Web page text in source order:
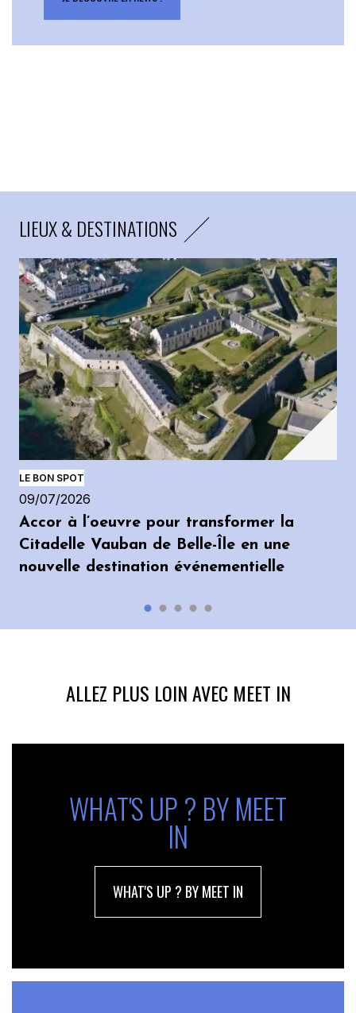
LIEUX & DESTINATIONS
LE BON SPOT
09/07/2026
Accor à l’oeuvre pour transformer la
Citadelle Vauban de Belle-Île en une
nouvelle destination événementielle
ALLEZ PLUS LOIN AVEC MEET IN
WHAT'S UP ? BY MEET
IN
WHAT'S UP ? BY MEET IN